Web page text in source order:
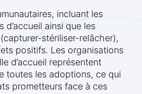
incluant les
d’accueil ainsi que les
stériliser-relâcher),
positifs. Les organisations
d’accueil représentent
toutes les adoptions, ce qui
prometteurs face à ces